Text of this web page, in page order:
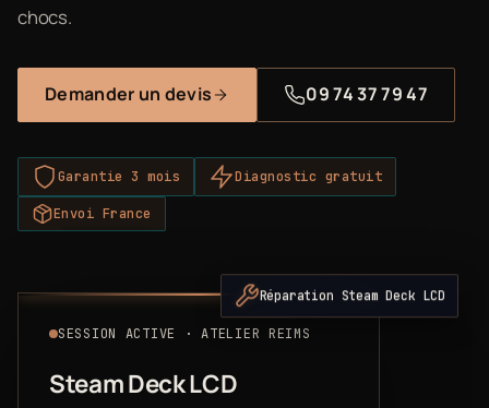
chocs.
Demander un devis 09 74 37 79 47
Garantie 3 mois Diagnostic gratuit
Envoi France
SESSION ACTIVE · ATELIER REIMS
Steam Deck LCD
Réparation Steam Deck LCD